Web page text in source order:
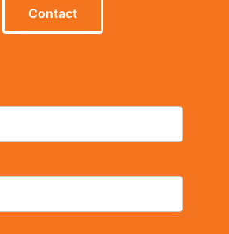
Contact